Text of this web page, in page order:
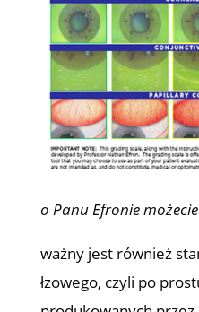
o Panu Efronie
ważny jest również
łzowego, czyli po